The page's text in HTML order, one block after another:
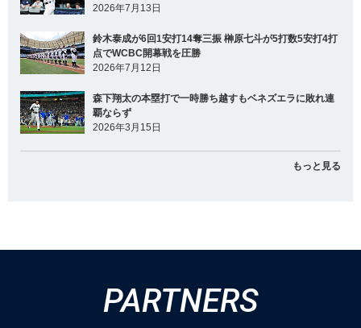
2026年7月13日
鈴木泰成が6回1安打14奪三振 榊原七斗が5打数5安打4打
点でWCBC開幕戦を圧勝
2026年7月12日
森下翔太の本塁打で一時勝ち越すもベネズエラに敗れ連
覇ならず
2026年3月15日
もっと見る
PARTNERS